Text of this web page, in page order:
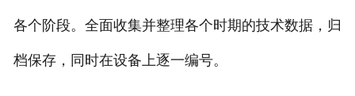
各个阶段。全面收集并整理各个时期的技术数据，归
档保存，同时在设备上逐一编号。